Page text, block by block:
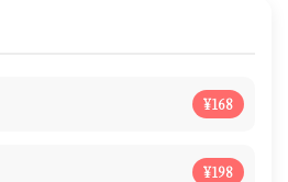
¥168
¥198